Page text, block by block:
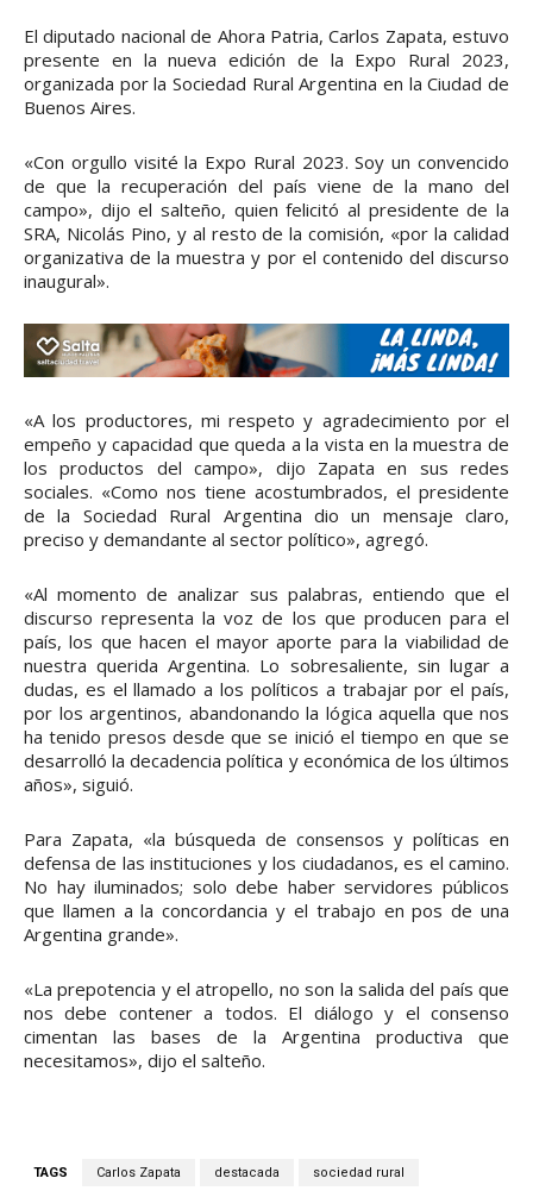
El diputado nacional de Ahora Patria, Carlos Zapata, estuvo
presente en la nueva edición de la Expo Rural 2023,
organizada por la Sociedad Rural Argentina en la Ciudad de
Buenos Aires.
«Con orgullo visité la Expo Rural 2023. Soy un convencido
de que la recuperación del país viene de la mano del
campo», dijo el salteño, quien felicitó al presidente de la
SRA, Nicolás Pino, y al resto de la comisión, «por la calidad
organizativa de la muestra y por el contenido del discurso
inaugural».
«A los productores, mi respeto y agradecimiento por el
empeño y capacidad que queda a la vista en la muestra de
los productos del campo», dijo Zapata en sus redes
sociales. «Como nos tiene acostumbrados, el presidente
de la Sociedad Rural Argentina dio un mensaje claro,
preciso y demandante al sector político», agregó.
«Al momento de analizar sus palabras, entiendo que el
discurso representa la voz de los que producen para el
país, los que hacen el mayor aporte para la viabilidad de
nuestra querida Argentina. Lo sobresaliente, sin lugar a
dudas, es el llamado a los políticos a trabajar por el país,
por los argentinos, abandonando la lógica aquella que nos
ha tenido presos desde que se inició el tiempo en que se
desarrolló la decadencia política y económica de los últimos
años», siguió.
Para Zapata, «la búsqueda de consensos y políticas en
defensa de las instituciones y los ciudadanos, es el camino.
No hay iluminados; solo debe haber servidores públicos
que llamen a la concordancia y el trabajo en pos de una
Argentina grande».
«La prepotencia y el atropello, no son la salida del país que
nos debe contener a todos. El diálogo y el consenso
cimentan las bases de la Argentina productiva que
necesitamos», dijo el salteño.
TAGS Carlos Zapata destacada sociedad rural